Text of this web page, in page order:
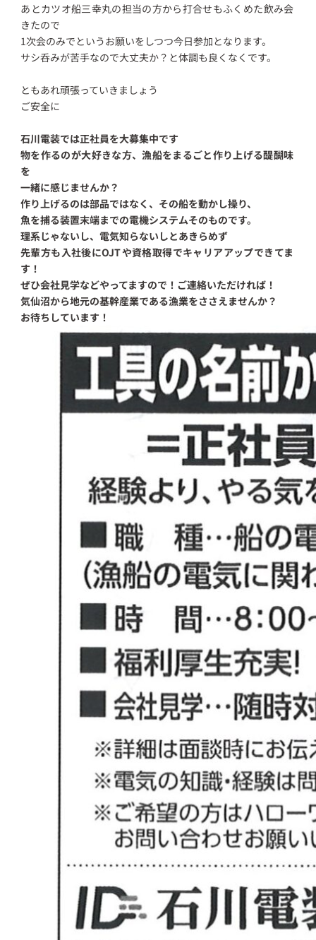
あとカツオ船三幸丸の担当の方から打合せもふくめた飲み会
きたので
1次会のみでというお願いをしつつ今日参加となります。
サシ呑みが苦手なので大丈夫か？と体調も良くなくです。
ともあれ頑張っていきましょう
ご安全に
石川電装では正社員を大募集中です
物を作るのが大好きな方、漁船をまるごと作り上げる醍醐味
を
一緒に感じませんか？
作り上げるのは部品ではなく、その船を動かし操り、
魚を捕る装置末端までの電機システムそのものです。
理系じゃないし、電気知らないしとあきらめず
先輩方も入社後にOJTや資格取得でキャリアアップできてま
す！
ぜひ会社見学などやってますので！ご連絡いただければ！
気仙沼から地元の基幹産業である漁業をささえませんか？
お待ちしています！